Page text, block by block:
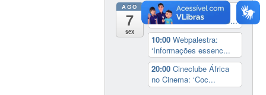
AGO
7
sex
8:00Recepção à
Comunidade Internacio...
10:00Webpalestra:
‘Informações essenc...
20:00Cineclube África
no Cinema: ‘Coc...